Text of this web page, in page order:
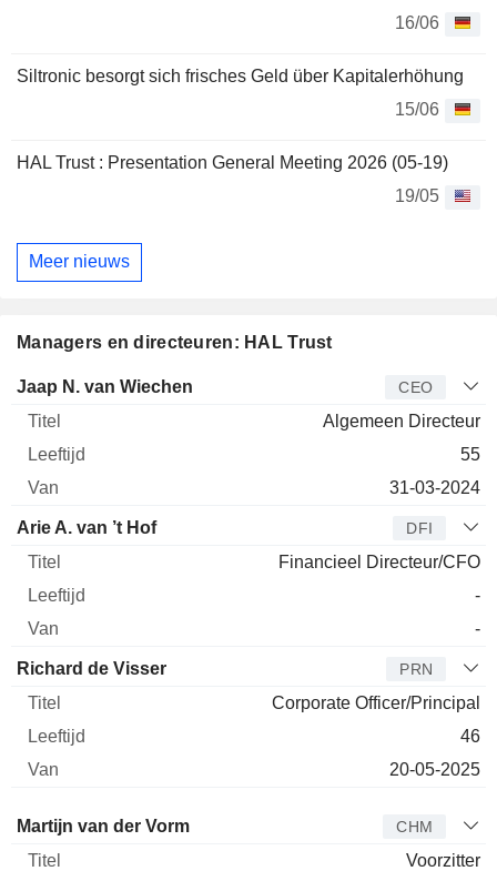
16/06
Siltronic besorgt sich frisches Geld über Kapitalerhöhung
15/06
HAL Trust : Presentation General Meeting 2026 (05-19)
19/05
Meer nieuws
Managers en directeuren: HAL Trust
Bedrijfsleider Titel Leeftijd
Jaap N. van Wiechen CEO
Algemeen Directeur
55
31-03-2024
Arie A. van ’t Hof DFI
Financieel Directeur/CFO
-
-
Richard de Visser PRN
Corporate Officer/Principal
46
20-05-2025
Bestuurder Titel Leeftijd
Martijn van der Vorm CHM
Voorzitter